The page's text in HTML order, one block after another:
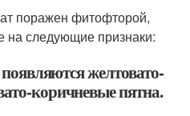
поражен фитофторой,
на следующие признаки:
желтовато-
коричневые пятна.